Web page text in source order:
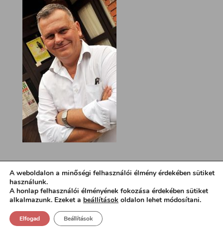
Design:
A weboldalon a minőségi felhasználói élmény érdekében sütiket
használunk.
A honlap felhasználói élményének fokozása érdekében sütiket
alkalmazunk. Ezeket a beállítások oldalon lehet módosítani.
Elfogad Beállítások